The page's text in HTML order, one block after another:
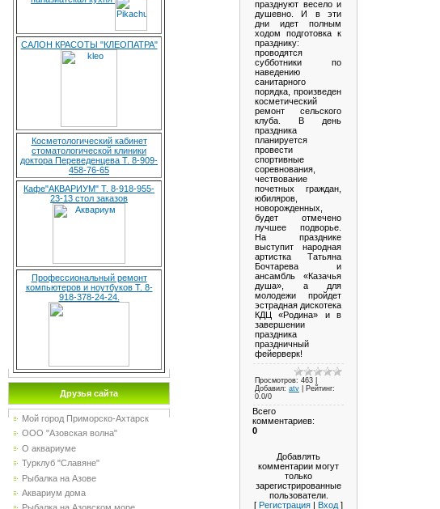
САЛОН КРАСОТЫ "КЛЕОПАТРА"
Косметологический кабинет
стоматологической клиники
доктора Переведенцева Т. 8-909-
458-76-65
Кафе"АКВАРИУМ" Т. 8-918-955-
23-13 стол заказов
Профессиональный ремонт
компьютеров и ноутбуков Т. 8-
918-378-24-24.
Друзья сайта
Мой город Приморско-Ахтарск
ООО "Азовская волна"
О аквариуме
Турклуб "Славяне"
Рыбалка на Азове
Аквариум дома
празднуют весело и
душевно. И в эти
дни идет полным
ходом подготовка к
празднику:
проводятся
субботники по
наведению
санитарного
порядка, произведен
косметический
ремонт сельского
клуба. В день
праздника
планируется
провести
спортивные
соревнования,
чествование
почетных граждан,
юбиляров,
новорожденных,
будет отмечено
лучшее подворье.
На празднике
выступит народная
артистка Татьяна
Бочтарева и
ансамбль «Казачья
душа», а для
молодежи пройдет
эстрадная дискотека
КДЦ «Родина» и в
завершении
праздника
праздничный
фейерверк!
Просмотров: 463 |
Добавил: atv Рейтинг:
0.0/0
Всего
комментариев:
0
Добавлять
комментарии могут
только
зарегистрированные
пользователи.
[ Регистрация | Вход ]